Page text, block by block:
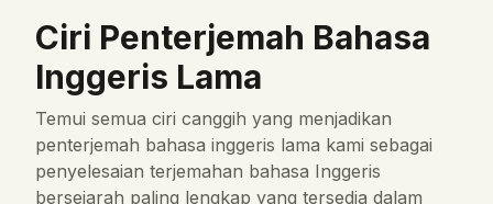
Ciri Penterjemah Bahasa
Inggeris Lama
Temui semua ciri canggih yang menjadikan
penterjemah bahasa inggeris lama kami sebagai
penyelesaian terjemahan bahasa Inggeris
bersejarah paling lengkap yang tersedia dalam